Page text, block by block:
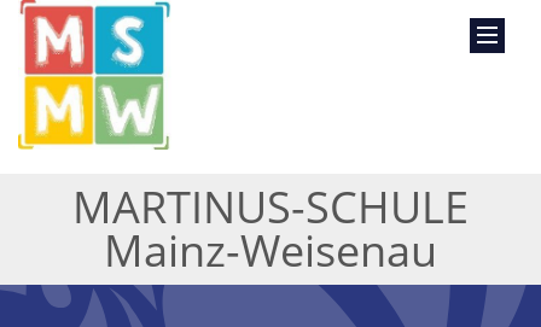
MARTINUS-SCHULE
Mainz-Weisenau